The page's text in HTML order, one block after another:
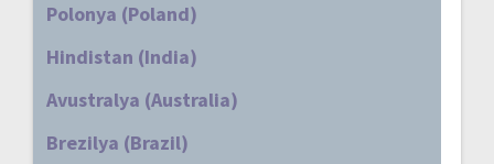
Polonya (Poland)
Hindistan (India)
Avustralya (Australia)
Brezilya (Brazil)